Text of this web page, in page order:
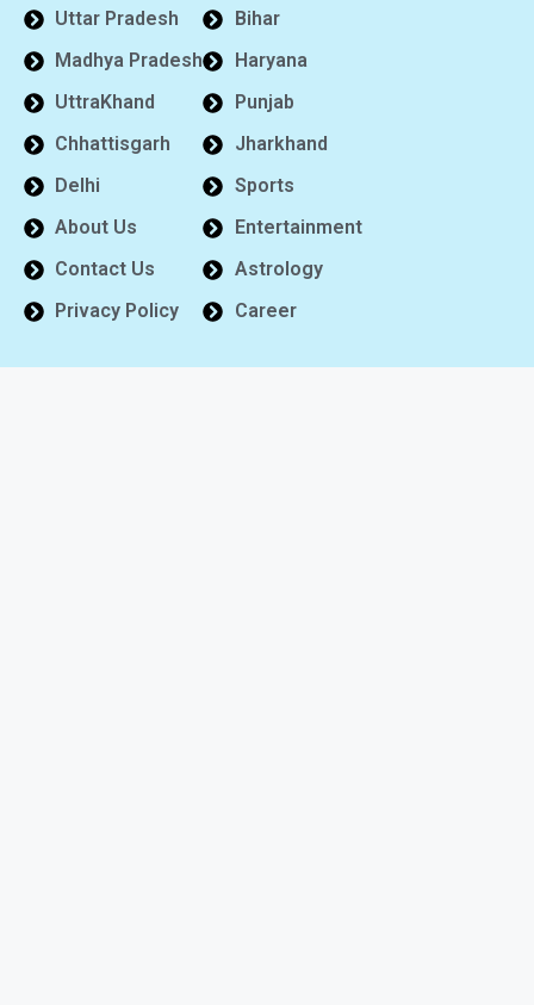
Uttar Pradesh
Madhya Pradesh
UttraKhand
Chhattisgarh
Delhi
About Us
Contact Us
Privacy Policy
Bihar
Haryana
Punjab
Jharkhand
Sports
Entertainment
Astrology
Career